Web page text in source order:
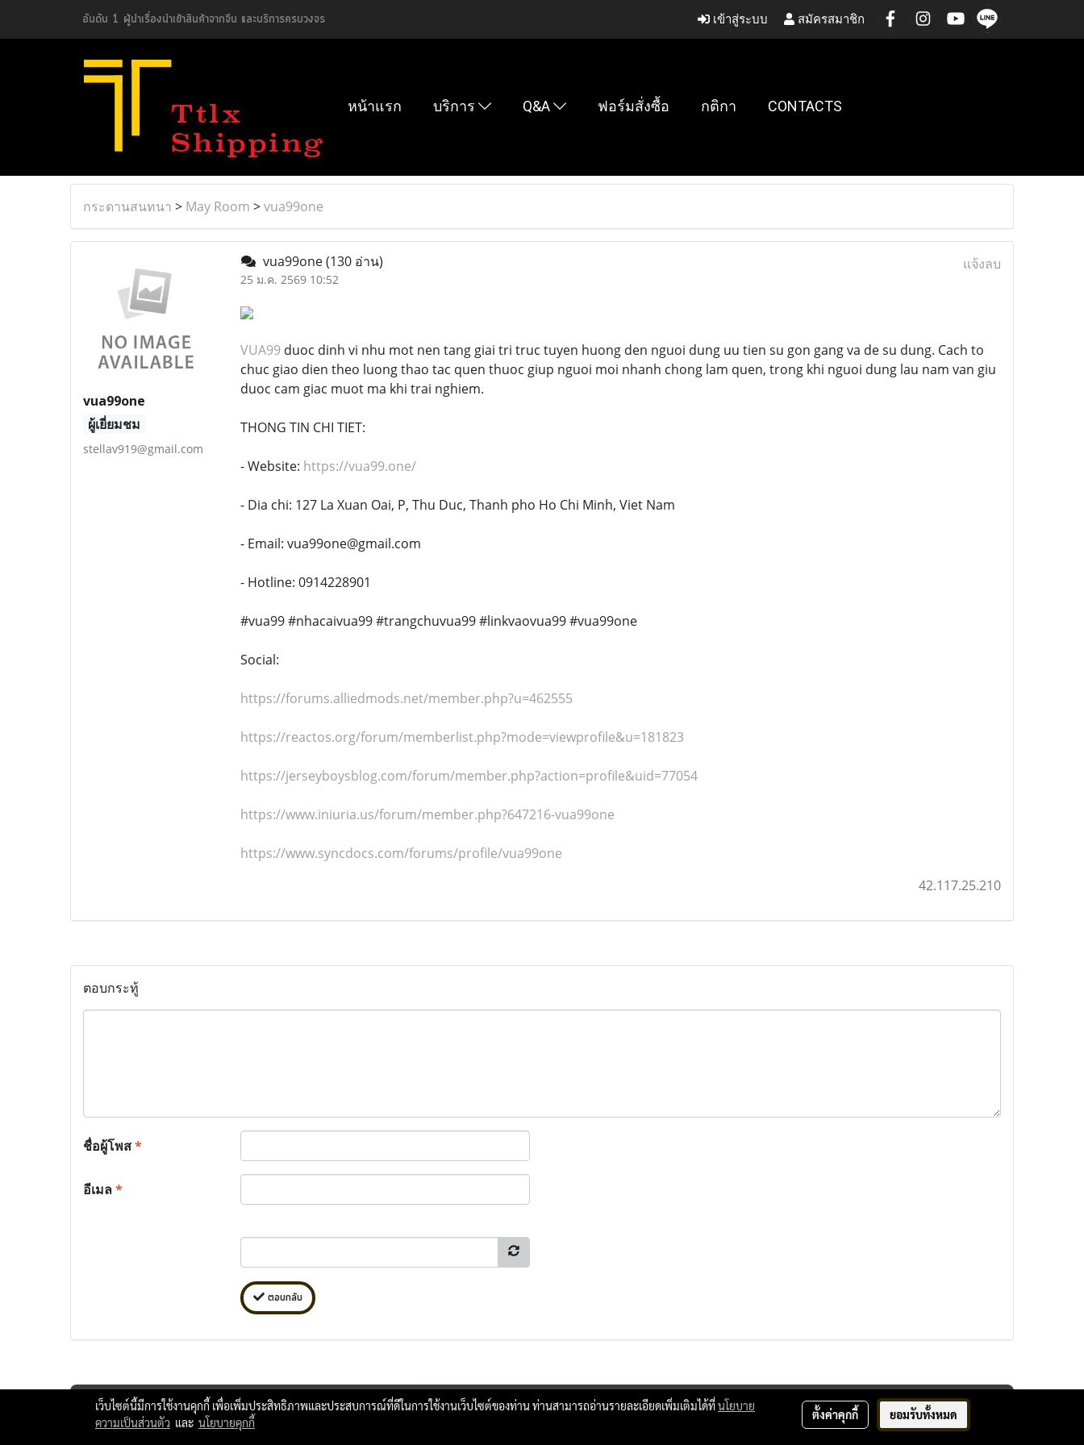
อันดับ 1 ผู้นำเรื่องนำเข้าสินค้าจากจีน และบริการครบวงจร เข้าสู่ระบบ สมัครสมาชิก
หน้าแรก บริการ Q&A ฟอร์มสั่งซื้อ กติกา CONTACTS
กระดานสนทนา > May Room >vua99one
vua99one
ผู้เยี่ยมชม
stellav919@gmail.com
vua99one(130 อ่าน)
25 ม.ค. 2569 10:52
แจ้งลบ
VUA99duoc dinh vi nhu mot nen tang giai tri truc tuyen huong den nguoi dung uu tien su gon gang va de su dung. Cach to
chuc giao dien theo luong thao tac quen thuoc giup nguoi moi nhanh chong lam quen, trong khi nguoi dung lau nam van giu
duoc cam giac muot ma khi trai nghiem.
THONG TIN CHI TIET:
- Website: https://vua99.one/
- Dia chi: 127 La Xuan Oai, P, Thu Duc, Thanh pho Ho Chi Minh, Viet Nam
- Email: vua99one@gmail.com
- Hotline: 0914228901
#vua99 #nhacaivua99 #trangchuvua99 #linkvaovua99 #vua99one
Social:
https://forums.alliedmods.net/member.php?u=462555
https://reactos.org/forum/memberlist.php?mode=viewprofile&u=181823
https://jerseyboysblog.com/forum/member.php?action=profile&uid=77054
https://www.iniuria.us/forum/member.php?647216-vua99one
https://www.syncdocs.com/forums/profile/vua99one
42.117.25.210
ตอบกระทู้
ชื่อผู้โพส*
อีเมล*
ตอบกลับ
เว็บไซต์นี้มีการใช้งานคุกกี้ เพื่อเพิ่มประสิทธิภาพและประสบการณ์ที่ดีในการใช้งานเว็บไซต์ของท่าน ท่านสามารถอ่านรายละเอียดเพิ่มเติมได้ที่นโยบาย
ความเป็นส่วนตัว และ นโยบายคุกกี้
ตั้งค่าคุกกี้ ยอมรับทั้งหมด